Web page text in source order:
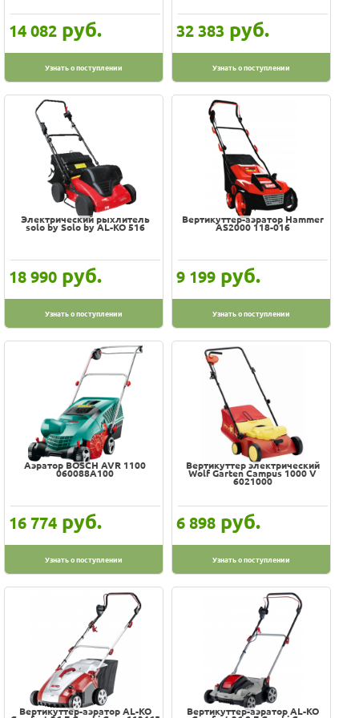
14 082 руб.
Узнать о поступлении
32 383 руб.
Узнать о поступлении
Электрический рыхлитель
solo by Solo by AL-KO 516
18 990 руб.
Узнать о поступлении
Вертикуттер-аэратор Hammer
AS2000 118-016
9 199 руб.
Узнать о поступлении
Аэратор BOSCH AVR 1100
060088A100
16 774 руб.
Узнать о поступлении
Вертикуттер электрический
Wolf Garten Campus 1000 V
6021000
6 898 руб.
Узнать о поступлении
Вертикуттер-аэратор AL-KO Вертикуттер-аэратор AL-KO